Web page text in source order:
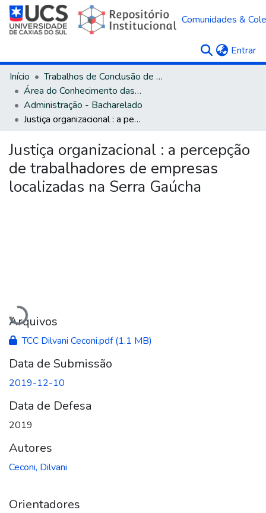
Comunidades &
Entrar
Início
Trabalhos de Conclusão de Curso
Área do Conhecimento das Ciências Sociais Aplicadas
Administração - Bacharelado
Justiça organizacional : a percepção de trabalhadores de empresas localizadas na Serra Gaúcha
Justiça organizacional : a percepção
de trabalhadores de empresas
localizadas na Serra Gaúcha
Carregando...
Arquivos
TCC Dilvani Ceconi.pdf(1.1 MB)
Data de Submissão
2019-12-10
Data de Defesa
2019
Autores
Ceconi, Dilvani
Orientadores